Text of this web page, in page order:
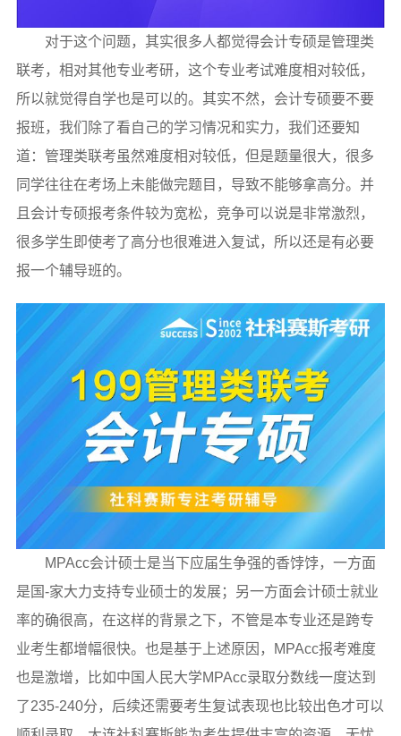
对于这个问题，其实很多人都觉得会计专硕是管理类
联考，相对其他专业考研，这个专业考试难度相对较低，
所以就觉得自学也是可以的。其实不然，会计专硕要不要
报班，我们除了看自己的学习情况和实力，我们还要知
道：管理类联考虽然难度相对较低，但是题量很大，很多
同学往往在考场上未能做完题目，导致不能够拿高分。并
且会计专硕报考条件较为宽松，竞争可以说是非常激烈，
很多学生即使考了高分也很难进入复试，所以还是有必要
报一个辅导班的。
MPAcc会计硕士是当下应届生争强的香饽饽，一方面
是国-家大力支持专业硕士的发展；另一方面会计硕士就业
率的确很高，在这样的背景之下，不管是本专业还是跨专
业考生都增幅很快。也是基于上述原因，MPAcc报考难度
也是激增，比如中国人民大学MPAcc录取分数线一度达到
了235-240分，后续还需要考生复试表现也比较出色才可以